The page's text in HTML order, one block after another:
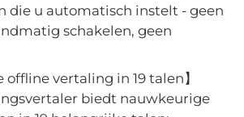
die u automatisch instelt - geen
schakelen, geen
vertaling in 19 talen】
biedt nauwkeurige